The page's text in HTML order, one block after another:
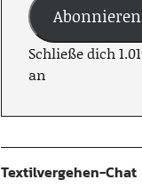
Abonnieren
Schließe dich
an
Textilvergehen-Chat